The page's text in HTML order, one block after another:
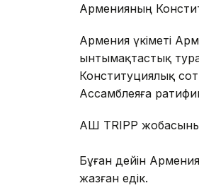
Арменияның
Армения үкіметі
ынтымақтастық
Конституциялық
Ассамблеяға
АҚШ TRIPP
Бұған дейін
жазған едік.